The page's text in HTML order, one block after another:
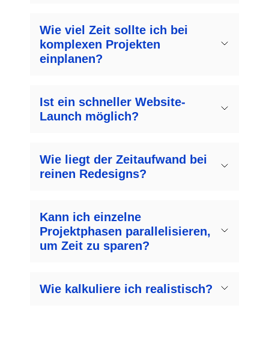
Wie viel Zeit sollte ich bei
komplexen Projekten
einplanen?
Ist ein schneller Website-
Launch möglich?
Wie liegt der Zeitaufwand bei
reinen Redesigns?
Kann ich einzelne
Projektphasen parallelisieren,
um Zeit zu sparen?
Wie kalkuliere ich realistisch?